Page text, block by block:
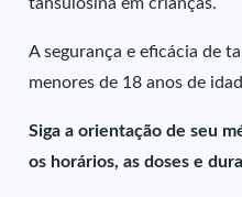
A segurança e eficácia de
menores de 18 anos de
Siga a orientação de seu
os horários, as doses e